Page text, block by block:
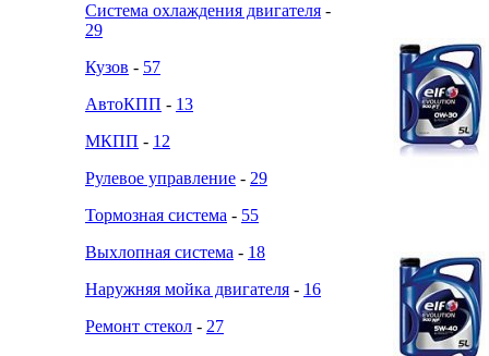
Система охлаждения двигателя -
29
Кузов - 57
АвтоКПП - 13
МКПП - 12
Рулевое управление - 29
Тормозная система - 55
Выхлопная система - 18
Наружняя мойка двигателя - 16
Ремонт стекол - 27